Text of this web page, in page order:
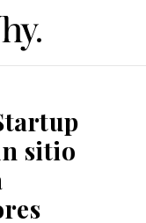
sitio